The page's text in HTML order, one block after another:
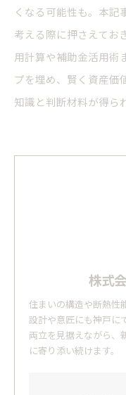
くなる可能性も。本記
考える際に押さえてお
用計算や補助金活用術
プを埋め、賢く資産価
知識と判断材料が得ら
株式
住まいの構造や断熱性
設計や意匠にも神戸に
両立を見据えながら、
に寄り添い続けます。